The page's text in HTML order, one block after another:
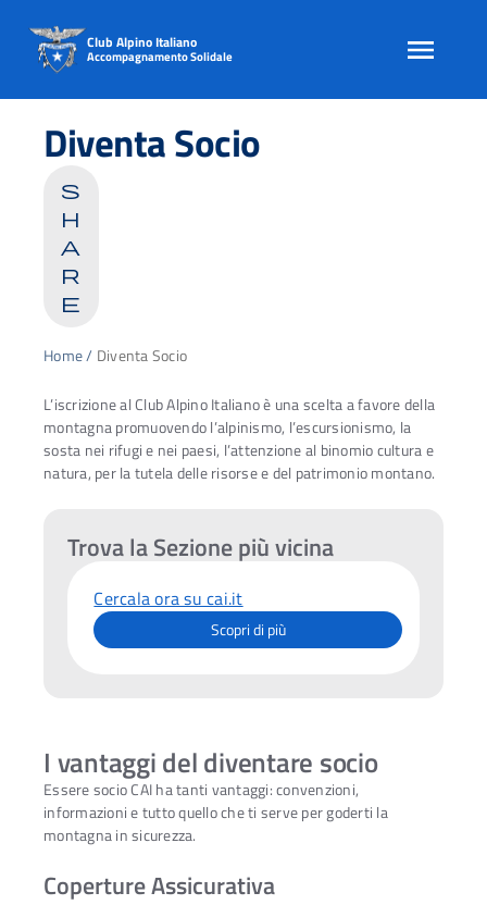
content
Club Alpino Italiano
Accompagnamento Solidale
Diventa Socio
s
h
a
r
e
Home/ Diventa Socio
L’iscrizione al Club Alpino Italiano è una scelta a favore della
montagna promuovendo l’alpinismo, l’escursionismo, la
sosta nei rifugi e nei paesi, l’attenzione al binomio cultura e
natura, per la tutela delle risorse e del patrimonio montano.
Trova la Sezione più vicina
Cercala ora su cai.it
Scopri di più
I vantaggi del diventare socio
Essere socio CAI ha tanti vantaggi: convenzioni,
informazioni e tutto quello che ti serve per goderti la
montagna in sicurezza.
Coperture Assicurativa